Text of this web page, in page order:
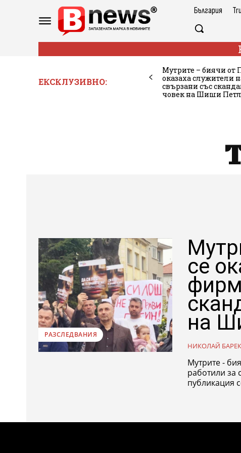
България
ЕКСКЛУЗИВНО:
Мутрите – биячи от
оказаха служители
свързани със
човек на Шиши
РАЗСЛЕДВАНИЯ
се
на
НИКОЛАЙ
Мутрите -
работили за
публикация